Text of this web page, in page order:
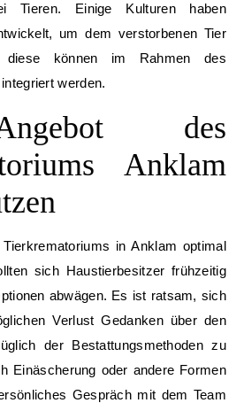
Tieren. Einige Kulturen haben
um dem verstorbenen Tier
können im Rahmen des
werden.
des
Anklam
in Anklam optimal
sich Haustierbesitzer frühzeitig
abwägen. Es ist ratsam, sich
Verlust Gedanken über den
der Bestattungsmethoden zu
Einäscherung oder andere Formen
Gespräch mit dem Team